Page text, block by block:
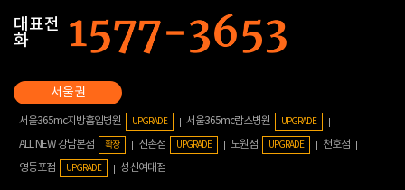
대표전
화
서울365mc지방흡입병원 UPGRADE 서울365mc람스병원 UPGRADE
ALL NEW 강남본점 확장 신촌점 UPGRADE 노원점 UPGRADE
천호점
영등포점
UPGRADE 성신여대점